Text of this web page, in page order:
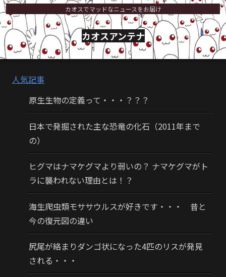
カオスでマッドなニュースをお届け
カオスアンテナ
人気記事
原生生物の定義って・・・？？？
日本で発掘された主な恐竜の化石（2011年まで
の）
ヒグマはナマケグマより弱いの？ ナマケグマがト
ラに襲われない理由とは！？
海生爬虫類モササウルスが好きです・・・ 昔と
今の復元図の違い
尻尾が絡まりダンゴ状になった4匹のリスが発見
される・・・